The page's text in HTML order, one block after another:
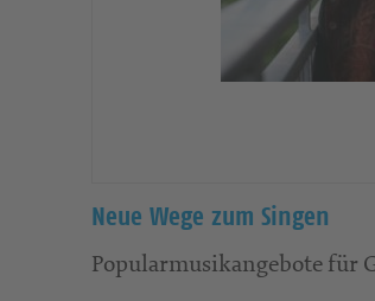
Neue Wege zum Singen
Popularmusikangebote für